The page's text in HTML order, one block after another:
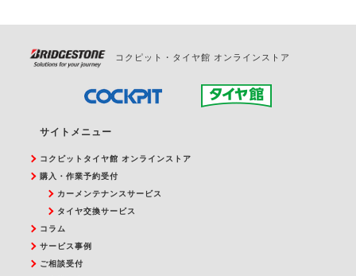
コクピット・タイヤ館 オンラインストア
サイトメニュー
コクピットタイヤ館 オンラインストア
購入・作業予約受付
カーメンテナンスサービス
タイヤ交換サービス
コラム
サービス事例
ご相談受付